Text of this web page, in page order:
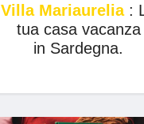
Villa Mariaurelia :
tua casa vacanza
in Sardegna.